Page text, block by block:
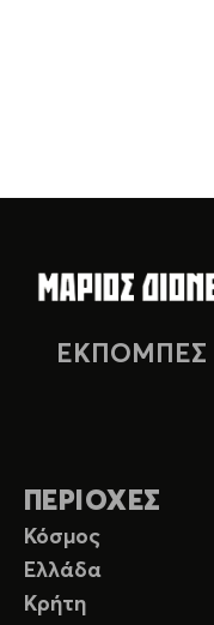
ΕΚΠΟΜΠΕΣ
ΠΕΡΙΟΧΕΣ
Κόσμος
Ελλάδα
Κρήτη